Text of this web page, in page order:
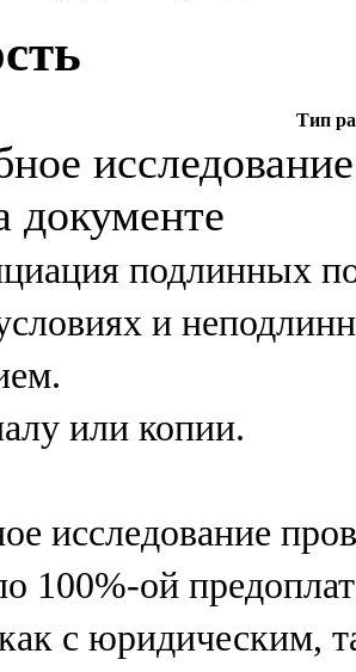
Тип
документе
подлинных
и
или копии.
исследование
100%-ой
с юридическим,